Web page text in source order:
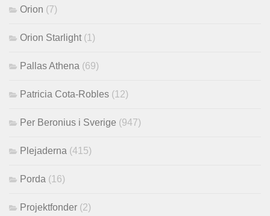
Orion (7)
Orion Starlight (1)
Pallas Athena (69)
Patricia Cota-Robles (12)
Per Beronius i Sverige (947)
Plejaderna (415)
Porda (16)
Projektfonder (2)